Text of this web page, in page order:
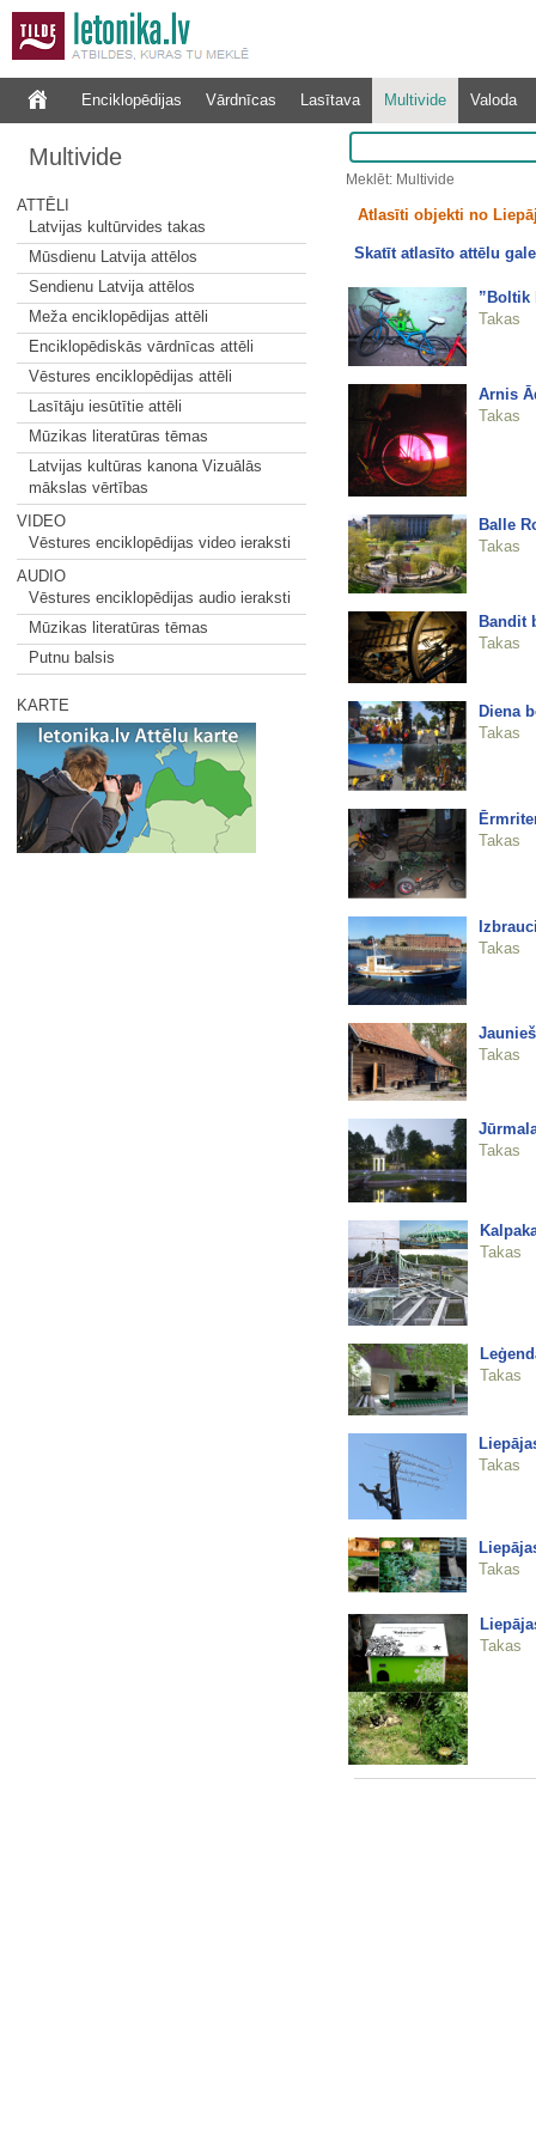
Enciklopēdijas Vārdnīcas Lasītava Multivide Valoda
Multivide
ATTĒLI
Latvijas kultūrvides takas
Mūsdienu Latvija attēlos
Sendienu Latvija attēlos
Meža enciklopēdijas attēli
Enciklopēdiskās vārdnīcas attēli
Vēstures enciklopēdijas attēli
Lasītāju iesūtītie attēli
Mūzikas literatūras tēmas
Latvijas kultūras kanona Vizuālās
mākslas vērtības
VIDEO
Vēstures enciklopēdijas video ieraksti
AUDIO
Vēstures enciklopēdijas audio ieraksti
Mūzikas literatūras tēmas
Putnu balsis
KARTE
Meklēt: Multivide
Atlasīti objekti no
Skatīt atlasīto attēlu
”Boltik
Takas
Arnis
Takas
Balle
Takas
Bandit
Takas
Diena
Takas
Takas
Takas
Takas
Takas
Takas
Takas
Takas
Takas
Takas